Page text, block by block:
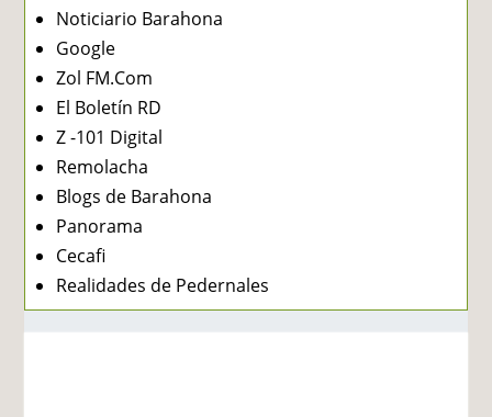
Noticiario Barahona
Google
Zol FM.Com
El Boletín RD
Z -101 Digital
Remolacha
Blogs de Barahona
Panorama
Cecafi
Realidades de Pedernales